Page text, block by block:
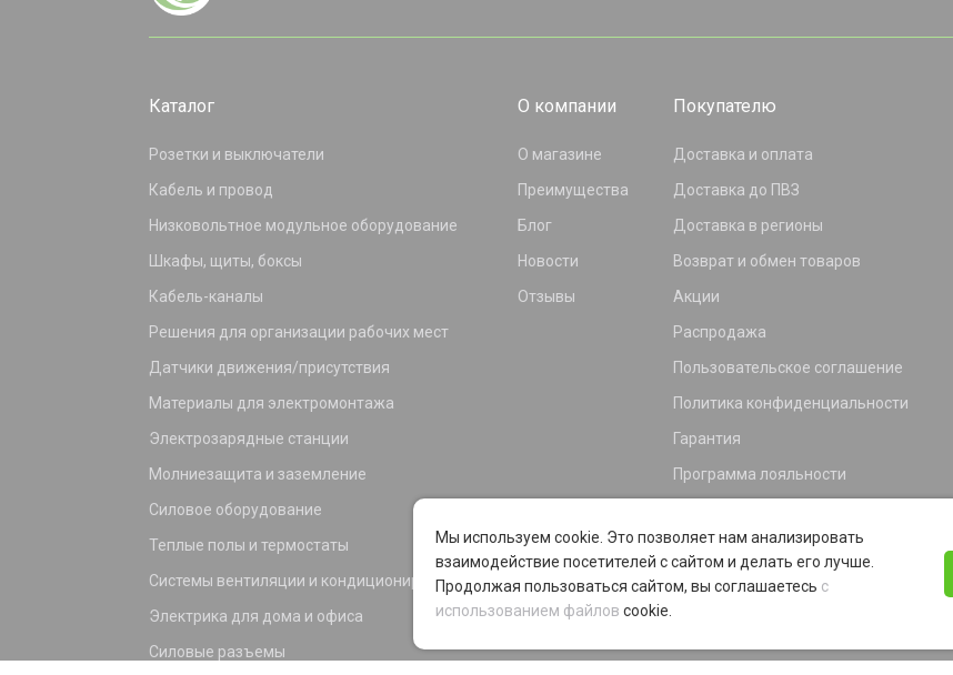
Каталог
Розетки и выключатели
Кабель и провод
Низковольтное модульное оборудование
Шкафы, щиты, боксы
Кабель-каналы
Решения для организации рабочих мест
Датчики движения/присутствия
Материалы для электромонтажа
Электрозарядные станции
Молниезащита и заземление
Силовое оборудование
Теплые полы и термостаты
Системы вентиляции и кондиционирования
Электрика для дома и офиса
Силовые разъемы
О компании
О магазине
Преимущества
Блог
Новости
Отзывы
Покупателю
Доставка и оплата
Доставка до ПВЗ
Доставка в регионы
Возврат и обмен товаров
Акции
Распродажа
Пользовательское соглашение
Политика конфиденциальности
Гарантия
Программа лояльности
Мы используем cookie. Это позволяет нам анализировать
взаимодействие посетителей с сайтом и делать его лучше.
Продолжая пользоваться сайтом, вы соглашаетесь с
использованием файлов cookie.